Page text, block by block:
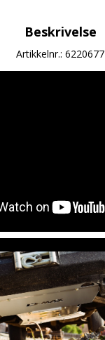
Beskrivelse
Artikkelnr.: 6220677